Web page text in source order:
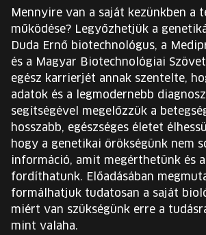
EN
Change
language:
EN
Mennyire van a saját kezünkben a
működése? Legyőzhetjük a
Duda Ernő biotechnológus, a
és a Magyar Biotechnológiai
egész karrierjét annak szentelte,
adatok és a legmodernebb
segítségével megelőzzük a
hosszabb, egészséges életet
hogy a genetikai örökségünk nem
információ, amit megérthetünk és
fordíthatunk. Előadásában
formálhatjuk tudatosan a saját
miért van szükségünk erre a
mint valaha.